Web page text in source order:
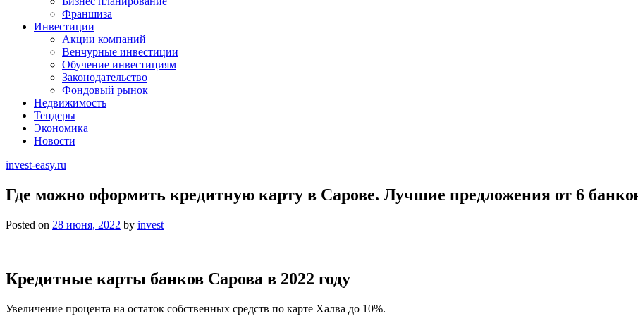
Франшиза
Инвестиции
Акции компаний
Венчурные инвестиции
Обучение инвестициям
Законодательство
Фондовый рынок
Недвижимость
Тендеры
Экономика
Новости
invest-easy.ru
Где можно оформить кредитную карту в Сарове. Лучшие предложения от 6
Posted on 28 июня, 2022 by invest
Кредитные карты банков Сарова в 2022 году
Увеличение процента на остаток собственных средств по карте Халва до 10%.